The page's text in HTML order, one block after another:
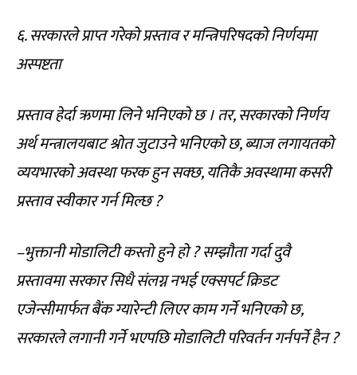
६. सरकारले प्राप्त गरेको प्रस्ताव र मन्त्रिपरिषदको निर्णयमा
अस्पष्टता
प्रस्ताव हेर्दा ऋणमा लिने भनिएको छ । तर, सरकारको निर्णय
अर्थ मन्त्रालयबाट श्रोत जुटाउने भनिएको छ, ब्याज लगायतको
व्ययभारको अवस्था फरक हुन सक्छ, यतिकै अवस्थामा कसरी
प्रस्ताव स्वीकार गर्न मिल्छ ?
–भुक्तानी मोडालिटी कस्तो हुने हो ? सम्झौता गर्दा दुवै
प्रस्तावमा सरकार सिधै संलग्न नभई एक्सपर्ट क्रिडट
एजेन्सीमार्फत बैंक ग्यारेन्टी लिएर काम गर्ने भनिएको छ,
सरकारले लगानी गर्ने भएपछि मोडालिटी परिवर्तन गर्नपर्ने हैन ?